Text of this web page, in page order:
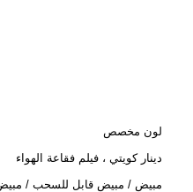
لون مخصص
دينار كويتي ، فيلم فقاعة الهواء
مبيض / مبيض قابل للسحب /